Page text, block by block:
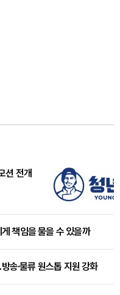
션 전개
책임을 물을 수 있을까
송·물류 원스톱 지원 강화